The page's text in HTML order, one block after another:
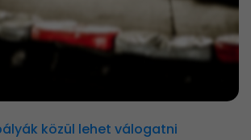
közül lehet válogatni